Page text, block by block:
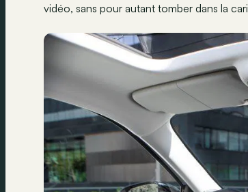
vidéo, sans pour autant tomber dans la